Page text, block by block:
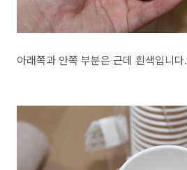
아래쪽과 안쪽 부분은 근데 흰색입니다.